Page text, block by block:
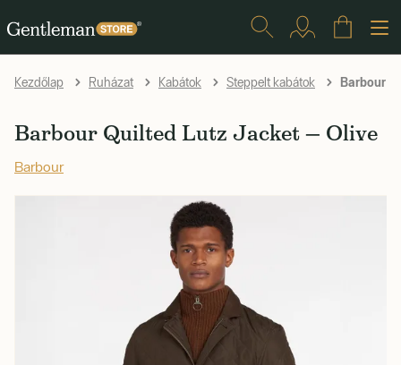
Kezdőlap Ruházat Kabátok Steppelt kabátok Barbour
Barbour Quilted Lutz Jacket — Olive
Barbour